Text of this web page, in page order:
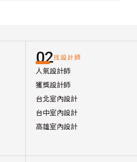
02找設計師
人氣設計師
獲獎設計師
台北室內設計
台中室內設計
高雄室內設計